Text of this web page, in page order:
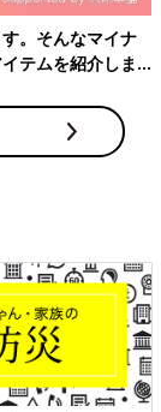
。そんなマイナ
テムを紹介しま